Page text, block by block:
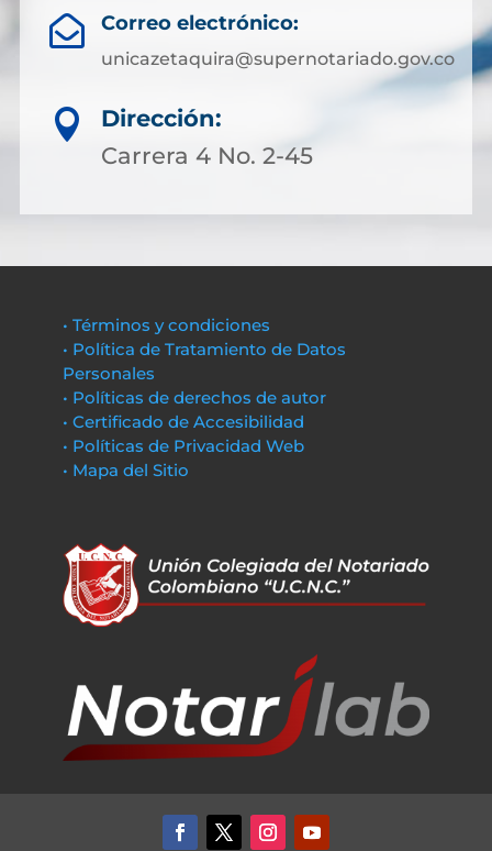
 Correo electrónico:
unicazetaquira@supernotariado.gov.co

Dirección:
Carrera 4 No. 2-45
• Términos y condiciones
• Política de Tratamiento de Datos
Personales
• Políticas de derechos de autor
• Certificado de Accesibilidad
• Políticas de Privacidad Web
• Mapa del Sitio